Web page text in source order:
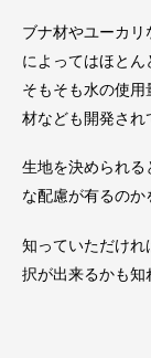
ブナ材やユーカ
によってはほとん
そもそも水の使
材なども開発され
生地を決められる
な配慮が有るのか
知っていただけれ
択が出来るかも知